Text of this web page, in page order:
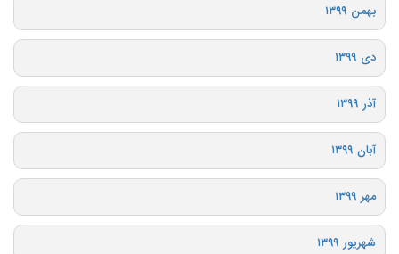
بهمن ۱۳۹۹
دی ۱۳۹۹
آذر ۱۳۹۹
آبان ۱۳۹۹
مهر ۱۳۹۹
شهریور ۱۳۹۹